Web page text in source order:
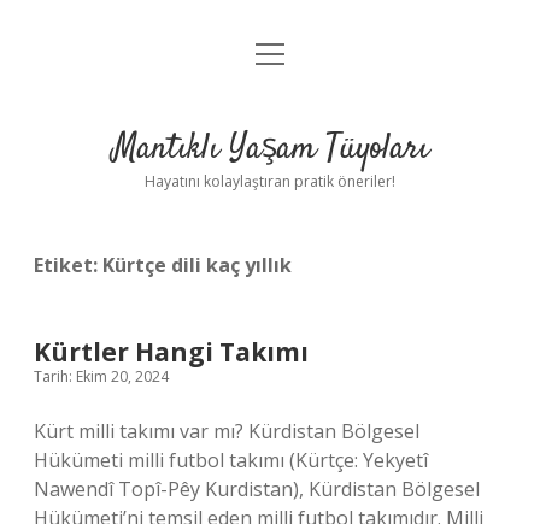
Anasayfa
Yasal Uyarı
menüyü
Mantıklı Yaşam Tüyoları
Hayatını kolaylaştıran pratik öneriler!
Etiket: Kürtçe dili kaç yıllık
Kürtler Hangi Takımı
Tarih: Ekim 20, 2024
Kürt milli takımı var mı? Kürdistan Bölgesel
Hükümeti milli futbol takımı (Kürtçe: Yekyetî
Nawendî Topî-Pêy Kurdistan), Kürdistan Bölgesel
Hükümeti’ni temsil eden milli futbol takımıdır. Milli